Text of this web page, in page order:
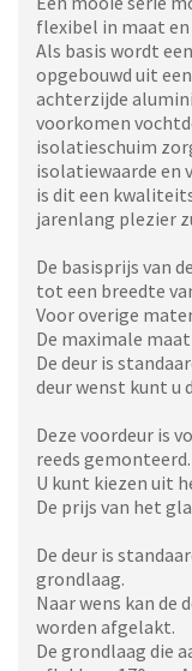
flexibel in maat en
Als basis wordt
opgebouwd uit
achterzijde
voorkomen
isolatieschuim
isolatiewaarde en
is dit een
jarenlang plezier
De basisprijs van
tot een breedte
Voor overige
De maximale maat
De deur is
deur wenst kunt u
Deze voordeur is
reeds gemonteerd.
U kunt kiezen uit
De prijs van het
De deur is
grondlaag.
Naar wens kan de
worden afgelakt.
De grondlaag die